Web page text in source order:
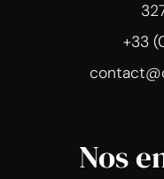
+33
Nos